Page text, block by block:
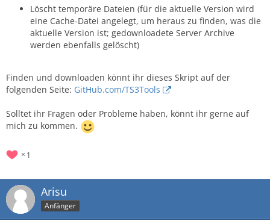
Löscht temporäre Dateien (für die aktuelle Version wird
eine Cache-Datei angelegt, um heraus zu finden, was die
aktuelle Version ist; gedownloadete Server Archive
werden ebenfalls gelöscht)
Finden und downloaden könnt ihr dieses Skript auf der
folgenden Seite: GitHub.com/TS3Tools
Solltet ihr Fragen oder Probleme haben, könnt ihr gerne auf
mich zu kommen.
1
Arisu
Anfänger